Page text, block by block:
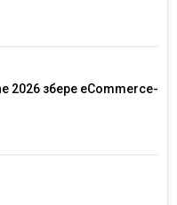
2026 збере eCommerce-